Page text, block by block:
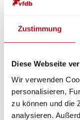
Zustimmung
Diese Webseite
Wir verwenden
personalisieren,
zu können und die
analysieren.
Kombinationen
Auffanggurt.
Erkenntnisse für
Wir gratulieren
Leistungen!